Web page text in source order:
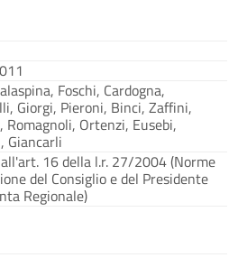
Foschi, Cardogna,
Giorgi, Pieroni, Binci, Zaffini,
Romagnoli, Ortenzi, Eusebi,
Giancarli
16 della l.r. 27/2004 (Norme
del Consiglio e del Presidente
Regionale)